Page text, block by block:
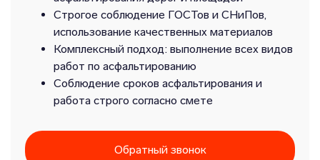
Строгое соблюдение ГОСТов и СНиПов,
использование качественных материалов
Комплексный подход: выполнение всех видов
работ по асфальтированию
Соблюдение сроков асфальтирования и
работа строго согласно смете
Обратный звонок